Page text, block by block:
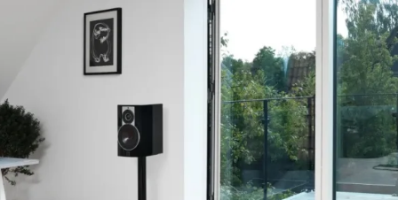
INSCRIVEZ-VOUS POUR
ACCÉDER AUX